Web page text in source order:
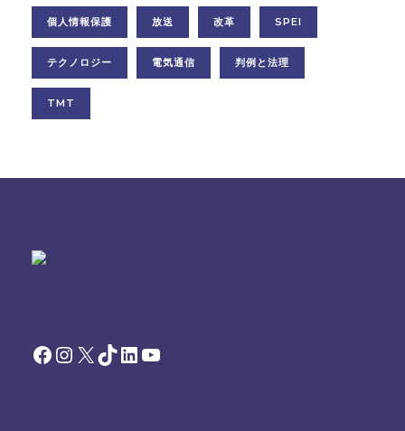
個人情報保護 放送 改革 SPEI
テクノロジー 電気通信 判例と法理
TMT
Facebook Instagram X TikTok LinkedIn YouTube